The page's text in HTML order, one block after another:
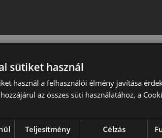
gyártással foglalkozó vállalata. Közel másfél
belül is az egyik legmagasabb
a legmodernebb összetevőkből a
megfelelnek. Németesen stabil jó
sütiket használ
használ a felhasználói élmény javítása
az összes süti használatához, a
Teljesítmény Célzás